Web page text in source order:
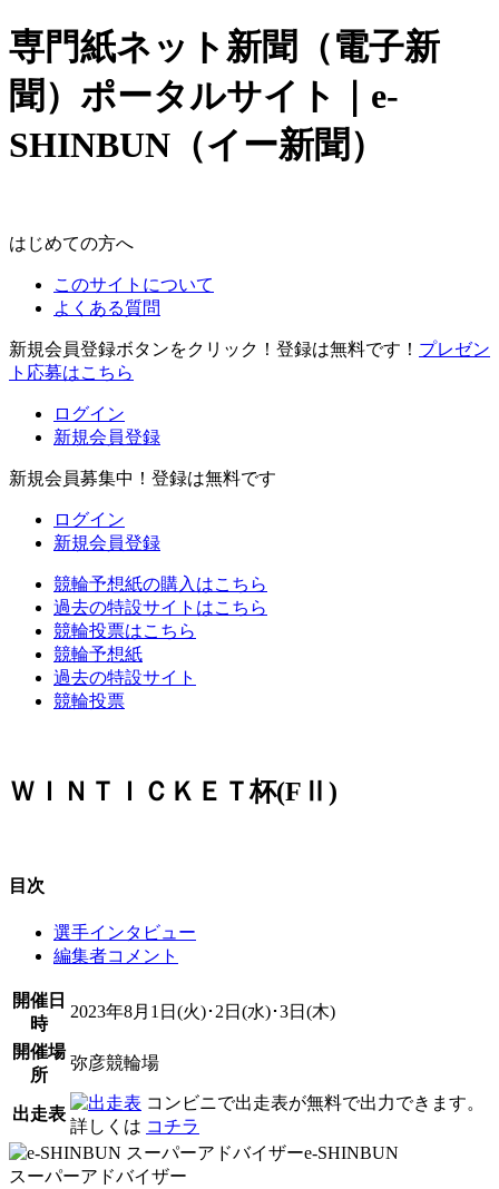
専門紙ネット新聞（電子新
聞）ポータルサイト｜e-
SHINBUN（イー新聞）
はじめての方へ
このサイトについて
よくある質問
新規会員登録ボタンをクリック！登録は無料です！ プレゼン
ト応募はこちら
ログイン
新規会員登録
新規会員募集中！登録は無料です
ログイン
新規会員登録
競輪予想紙の購入はこちら
過去の特設サイトはこちら
競輪投票はこちら
競輪予想紙
過去の特設サイト
競輪投票
ＷＩＮＴＩＣＫＥＴ杯(FⅡ)
目次
選手インタビュー
編集者コメント
開催日
時
2023年8月1日(火)･2日(水)･3日(木)
開催場
所
弥彦競輪場
出走表
コンビニで出走表が無料で出力できます。
詳しくは コチラ
e-SHINBUN
スーパーアドバイザー